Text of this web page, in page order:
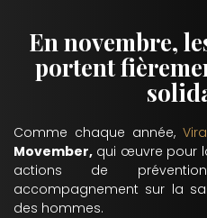
En novembre,
portent
Comme chaque année,
Movember, qui œuvre pour
actions de
accompagnement sur la
des hommes.